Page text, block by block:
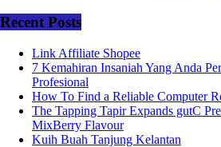
Recent Posts
Link Affiliate Shopee
7 Kemahiran Insaniah Yang Anda
Profesional
How To Find a Reliable Computer
The Tapping Tapir Expands gutC
MixBerry Flavour
Kuih Buah Tanjung Kelantan